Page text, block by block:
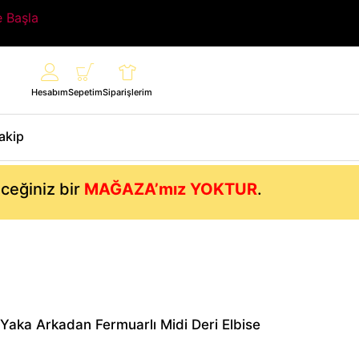
Başla
HesabımSepetimSiparişlerim
bir MAĞAZA’mız YOKTUR.
Arkadan Fermuarlı Midi Deri Elbise